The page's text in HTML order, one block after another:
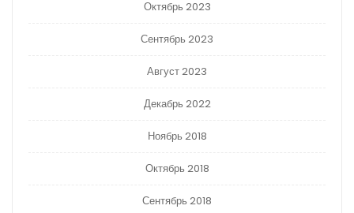
Октябрь 2023
Сентябрь 2023
Август 2023
Декабрь 2022
Ноябрь 2018
Октябрь 2018
Сентябрь 2018